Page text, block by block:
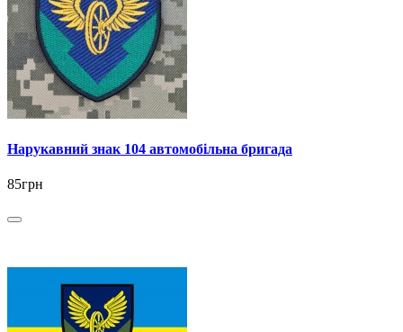
Нарукавний знак 104 автомобільна бригада
85грн